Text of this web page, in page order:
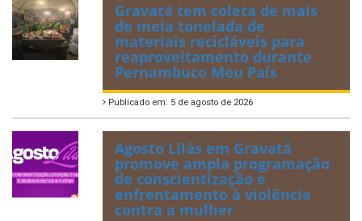
Gravatá tem coleta de mais
de meia tonelada de
materiais recicláveis para
reaproveitamento durante
Pernambuco Meu País
Publicado em: 5 de agosto de 2026
Agosto Lilás em Gravatá
promove ampla programação
de conscientização e
enfrentamento à violência
contra a mulher